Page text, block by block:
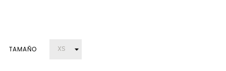
TAMAÑO